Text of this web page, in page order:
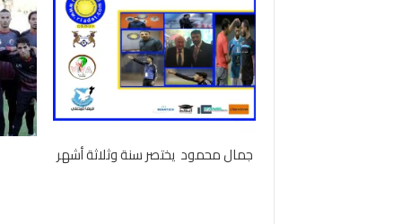
جمال محمود يختصر سنة وثلاثة أشهر